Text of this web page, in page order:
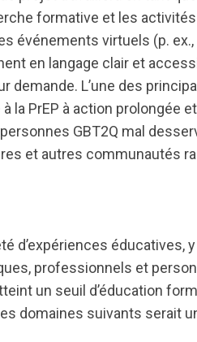
formative et les activités
événements virtuels (p. ex.,
en langage clair et
demande. L’une des
PrEP à action prolongée et
GBT2Q mal
et autres communautés
d’expériences éducatives,
professionnels et
un seuil d’éducation
domaines suivants serait